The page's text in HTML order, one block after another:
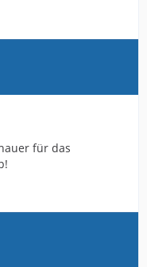
für das